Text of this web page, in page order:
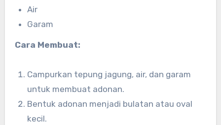
Air
Garam
Cara Membuat:
Campurkan tepung jagung, air, dan garam
untuk membuat adonan.
Bentuk adonan menjadi bulatan atau oval
kecil.